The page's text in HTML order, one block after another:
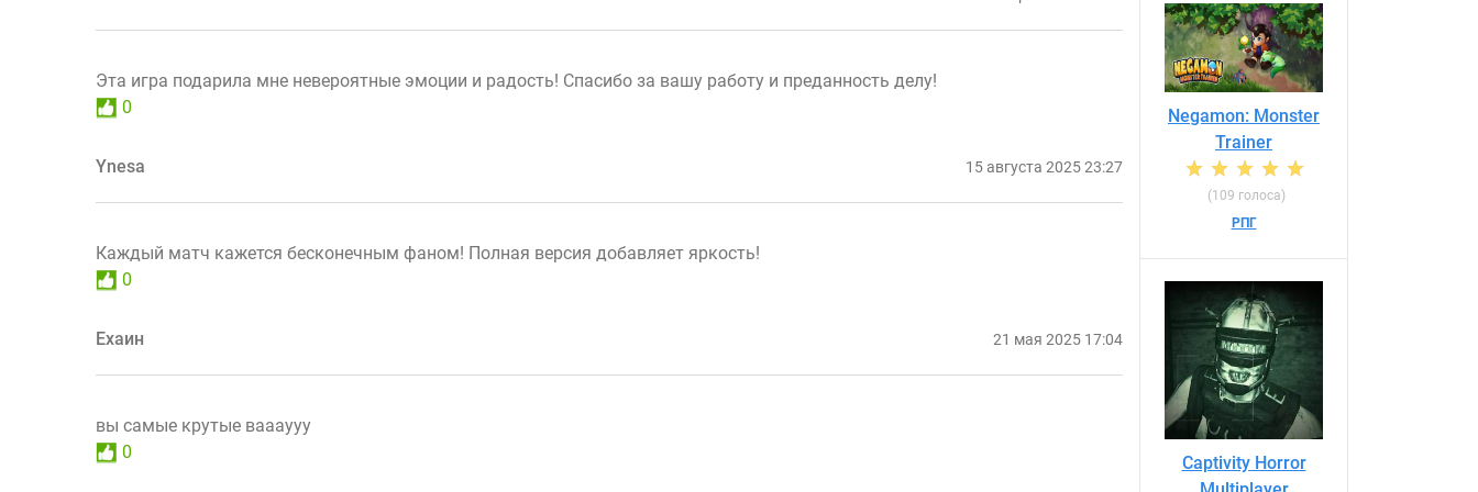
Эта игра подарила мне невероятные эмоции и радость! Спасибо за вашу работу и преданность делу!
0
Ynesa 15 августа 2025 23:27
Каждый матч кажется бесконечным фаном! Полная версия добавляет яркость!
0
Ехаин 21 мая 2025 17:04
вы самые крутые ваааууу
0
Negamon: Monster
Trainer
(109 голоса)
РПГ
Captivity Horror